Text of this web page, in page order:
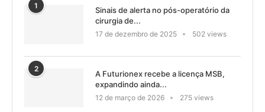
1
Sinais de alerta no pós-operatório da
cirurgia de...
17 de dezembro de 2025 502 views
2
A Futurionex recebe a licença MSB,
expandindo ainda...
12 de março de 2026 275 views